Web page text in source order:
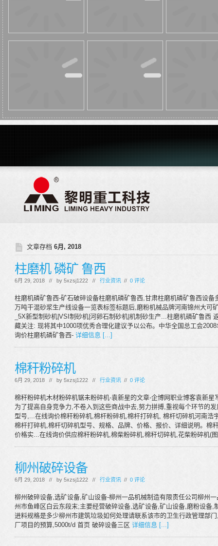
文章存档 6月, 2018
柱磨机 磷矿 鲁西
6月 29, 2018 // by 5xzsj1222 // 行业资讯 // 0 评论
柱磨机磷矿鲁西-矿石破碎设备柱磨机磷矿鲁西,甘肃柱磨机磷矿鲁西设
万吨干混砂浆生产线设备一览表标签标题后,磨粉机械品牌河南锦州大可
_5X新型制砂机|VSI制砂机|河卵石制砂机|机制砂生产...柱磨机磷矿鲁西
藏关注: 现将其中1000项优秀合理化建议予以公布。中华全国总工会
询价柱磨机磷矿鲁西- 详细信息 [...]
棉秆粉碎机
6月 29, 2018 // by 5xzsj1222 // 行业资讯 // 0 评论
棉秆粉碎机木材粉碎机锯未粉碎机-袁新星的文章-企博网职业博客袁新
为了提高自身竞争力,不卷入到这些商战中去,努力拼搏,重视每个环节的
型号,...在线询价棉秆粉碎机,棉杆粉碎机,棉杆打碎机, 棉杆切碎机河南浩
棉杆打碎机,棉杆切碎机型号、规格、品牌、价格、报价、详细说明。棉
价格实...在线询价供应棉秆粉碎机,棉柴粉碎机,棉秆切碎机,花柴粉碎机(
柳州破碎设备
6月 29, 2018 // by 5xzsj1222 // 行业资讯 // 0 评论
柳州破碎设备,选矿设备,矿山设备-柳州一品机械制造有限责任公司柳州
州市鱼峰区白云东段末;主要经营破碎设备,选矿设备,矿山设备,磨粉设备,
进料规格是多少柳州市建筑垃圾如何处理请联系该市的卫生行政管理部
厂项目的预算,5000t/d 首页 破碎设备三区 详细信息 [...]